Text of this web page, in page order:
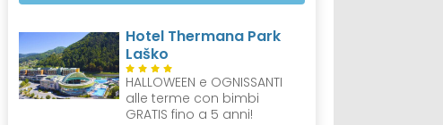
Hotel Thermana Park
Laško
HALLOWEEN e OGNISSANTI
alle terme con bimbi
GRATIS fino a 5 anni!